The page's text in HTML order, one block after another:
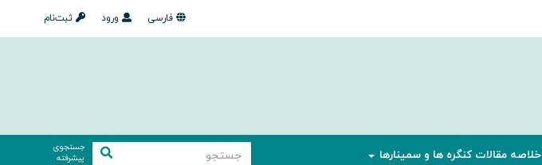
ثبت‌نام ورود فارسی
خلاصه مقالات کنگره ها و سمینارها
جستجوی
پیشرفته